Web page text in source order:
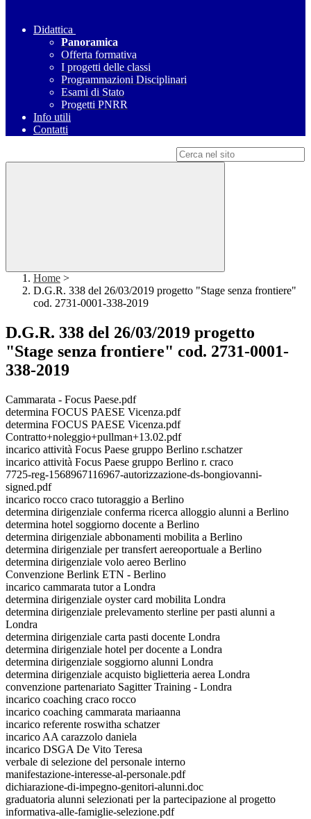
Didattica
Panoramica
Offerta formativa
I progetti delle classi
Programmazioni Disciplinari
Esami di Stato
Progetti PNRR
Info utili
Contatti
Home >
D.G.R. 338 del 26/03/2019 progetto "Stage senza frontiere"
cod. 2731-0001-338-2019
D.G.R. 338 del 26/03/2019 progetto
"Stage senza frontiere" cod. 2731-0001-
338-2019
Cammarata - Focus Paese.pdf
determina FOCUS PAESE Vicenza.pdf
determina FOCUS PAESE Vicenza.pdf
Contratto+noleggio+pullman+13.02.pdf
incarico attività Focus Paese gruppo Berlino r.schatzer
incarico attività Focus Paese gruppo Berlino r. craco
7725-reg-1568967116967-autorizzazione-ds-bongiovanni-
signed.pdf
incarico rocco craco tutoraggio a Berlino
determina dirigenziale conferma ricerca alloggio alunni a Berlino
determina hotel soggiorno docente a Berlino
determina dirigenziale abbonamenti mobilita a Berlino
determina dirigenziale per transfert aereoportuale a Berlino
determina dirigenziale volo aereo Berlino
Convenzione Berlink ETN - Berlino
incarico cammarata tutor a Londra
determina dirigenziale oyster card mobilita Londra
determina dirigenziale prelevamento sterline per pasti alunni a
Londra
determina dirigenziale carta pasti docente Londra
determina dirigenziale hotel per docente a Londra
determina dirigenziale soggiorno alunni Londra
determina dirigenziale acquisto biglietteria aerea Londra
convenzione partenariato Sagitter Training - Londra
incarico coaching craco rocco
incarico coaching cammarata mariaanna
incarico referente roswitha schatzer
incarico AA carazzolo daniela
incarico DSGA De Vito Teresa
verbale di selezione del personale interno
manifestazione-interesse-al-personale.pdf
dichiarazione-di-impegno-genitori-alunni.doc
graduatoria alunni selezionati per la partecipazione al progetto
informativa-alle-famiglie-selezione.pdf